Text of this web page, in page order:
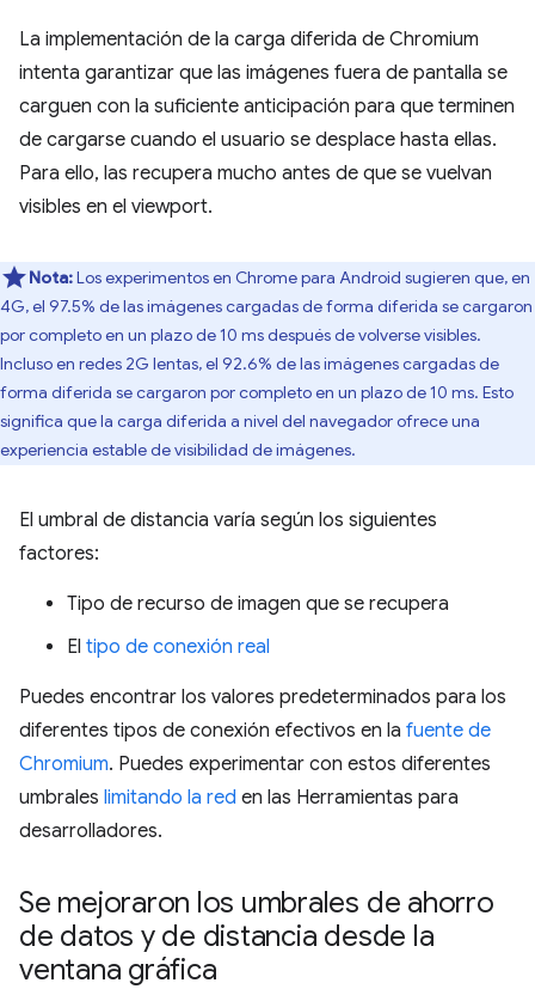
La implementación de la carga diferida de Chromium
intenta garantizar que las imágenes fuera de pantalla se
carguen con la suficiente anticipación para que terminen
de cargarse cuando el usuario se desplace hasta ellas.
Para ello, las recupera mucho antes de que se vuelvan
visibles en el viewport.
Nota:Los experimentos en Chrome para Android sugieren que, en
4G, el 97.5% de las imágenes cargadas de forma diferida se cargaron
por completo en un plazo de 10 ms después de volverse visibles.
Incluso en redes 2G lentas, el 92.6% de las imágenes cargadas de
forma diferida se cargaron por completo en un plazo de 10 ms. Esto
significa que la carga diferida a nivel del navegador ofrece una
experiencia estable de visibilidad de imágenes.
El umbral de distancia varía según los siguientes
factores:
Tipo de recurso de imagen que se recupera
El tipo de conexión real
Puedes encontrar los valores predeterminados para los
diferentes tipos de conexión efectivos en la fuente de
Chromium. Puedes experimentar con estos diferentes
umbrales limitando la red en las Herramientas para
desarrolladores.
Se mejoraron los umbrales de ahorro
de datos y de distancia desde la
ventana gráfica